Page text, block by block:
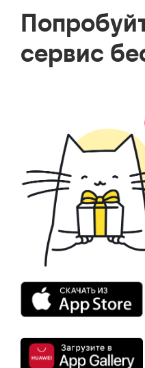
сервис